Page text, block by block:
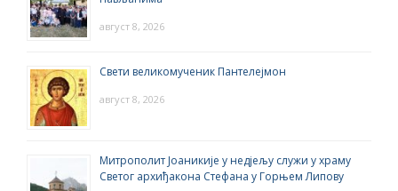
август 8, 2026
Свети великомученик Пантелејмон
август 8, 2026
Митрополит Јоаникије у недјељу служи у храму
Светог архиђакона Стефана у Горњем Липову